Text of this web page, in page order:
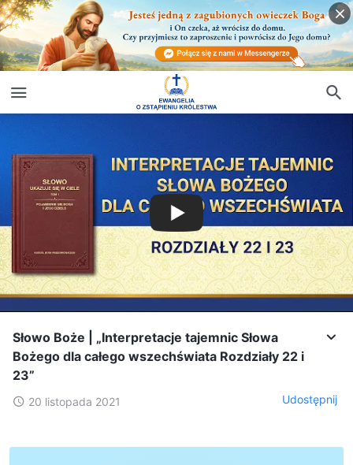
Słowo Boże | „Interpretacje tajemnic Słowa
Bożego dla całego wszechświata Rozdziały 22 i
23”
20 listopada 2021 Udostępnij